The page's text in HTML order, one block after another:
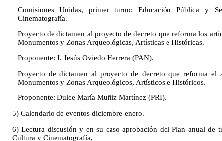
Comisiones Unidas, primer turno: Educación Pública y
Cinematografía.
Proyecto de dictamen al proyecto de decreto que reforma los
Monumentos y Zonas Arqueológicas, Artísticas e Históricas.
Proponente: J. Jesús Oviedo Herrera (PAN).
Proyecto de dictamen al proyecto de decreto que reforma
Monumentos y Zonas Arqueológicos, Artísticos e Históricos.
Proponente: Dulce María Muñiz Martínez (PRI).
5) Calendario de eventos diciembre-enero.
6) Lectura discusión y en su caso aprobación del Plan anual de
Cultura y Cinematografía,